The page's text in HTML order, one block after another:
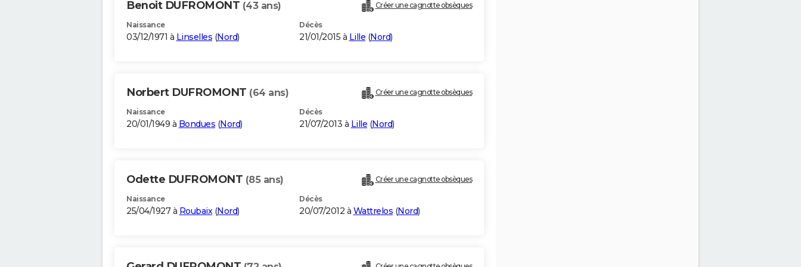
Benoit DUFROMONT (43 ans) Créer une cagnotte obsèques
Naissance
03/12/1971 à Linselles (Nord)
Décès
21/01/2015 à Lille (Nord)
Norbert DUFROMONT (64 ans) Créer une cagnotte obsèques
Naissance
20/01/1949 à Bondues (Nord)
Décès
21/07/2013 à Lille (Nord)
Odette DUFROMONT (85 ans) Créer une cagnotte obsèques
Naissance
25/04/1927 à Roubaix(Nord)
Décès
20/07/2012 à Wattrelos (Nord)